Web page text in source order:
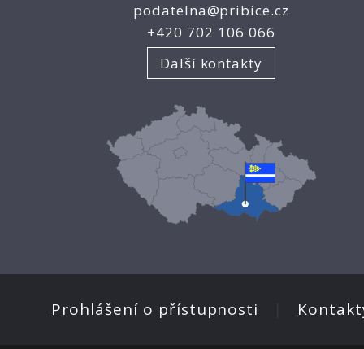
podatelna@pribice.cz
+420 702 106 066
Další kontakty
Prohlášení o přístupnosti